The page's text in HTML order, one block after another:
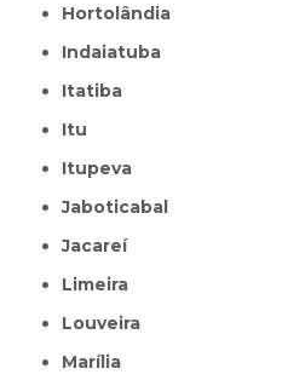
Hortolândia
Indaiatuba
Itatiba
Itu
Itupeva
Jaboticabal
Jacareí
Limeira
Louveira
Marília